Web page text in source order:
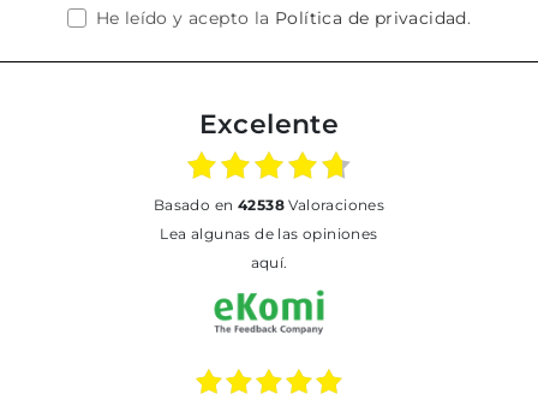
He leído y acepto la Política de privacidad.
Excelente
basado en 42538Valoraciones
Lea algunas de las opiniones
aquí.